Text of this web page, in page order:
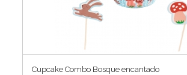
Cupcake Combo Bosque encantado